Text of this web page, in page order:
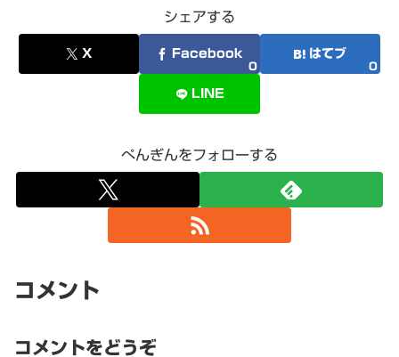
シェアする
X Facebook
0
はてブ
0
LINE
ぺんぎんをフォローする
コメント
コメントをどうぞ